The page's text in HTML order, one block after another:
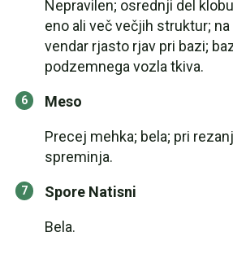
Nepravilen; osrednji del
eno ali več večjih struktur;
vendar rjasto rjav pri bazi;
podzemnega vozla tkiva.
Meso
Precej mehka; bela; pri
spreminja.
Spore Natisni
Bela.